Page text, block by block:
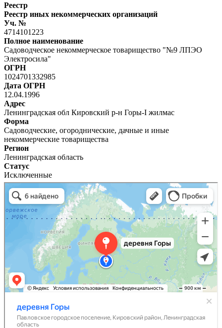
Реестр
Реестр иных некоммерческих организаций
Уч. №
4714101223
Полное наименование
Садоводческое некоммерческое товарищество "№9 ЛПЭО
Электросила"
ОГРН
1024701332985
Дата ОГРН
12.04.1996
Адрес
Ленинградская обл Кировский р-н Горы-I жилмас
Форма
Садоводческие, огороднические, дачные и иные
некоммерческие товарищества
Регион
Ленинградская область
Статус
Исключенные